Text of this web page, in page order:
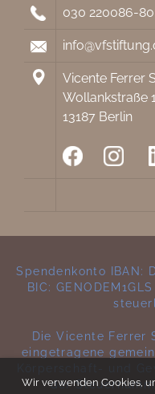
030 220086-80
Vicente Ferrer
Wollankstraße
13187 Berlin
Spendenkonto IBAN:
BIC:
Die Vicente Ferrer
eingetragene
der
Wir verwenden Cookies,